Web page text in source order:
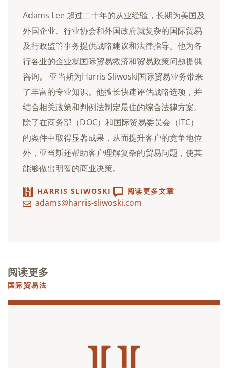
Adams Lee 超过二十年的从业经验，长期为美国及
外国企业、行业协会和外国政府就复杂的国际贸易
及行政监管事务提供战略建议和法律指导。他为各
行各业的企业就国际贸易救济和贸易政策问题提供
咨询。 亚当斯为Harris Sliwoski国际贸易业务带来
了丰富的专业知识。他擅长快速评估战略选项，并
结合相关政策和判例法制定最佳的综合法律方案。
除了在商务部（DOC）和国际贸易委员会（ITC）
的案件中取得显著成果，从而提升客户的竞争地位
外，亚当斯还帮助客户理解复杂的贸易问题，使其
能够做出明智的商业决策。
HARRIS SLIWOSKI 阅读更多文章
adams@harris-sliwoski.com
阅读更多
国际贸易法